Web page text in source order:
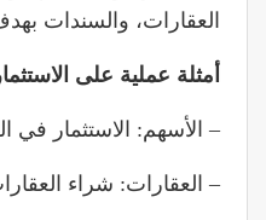
العقارات، والسندات
أمثلة عملية على
– الأسهم: الاستثمار في
– العقارات: شراء